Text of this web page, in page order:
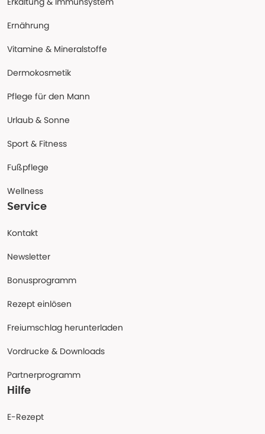
Ernährung
Vitamine & Mineralstoffe
Dermokosmetik
Pflege für den Mann
Urlaub & Sonne
Sport & Fitness
Fußpflege
Wellness
Service
Kontakt
Newsletter
Bonusprogramm
Rezept einlösen
Freiumschlag herunterladen
Vordrucke & Downloads
Partnerprogramm
Hilfe
E-Rezept